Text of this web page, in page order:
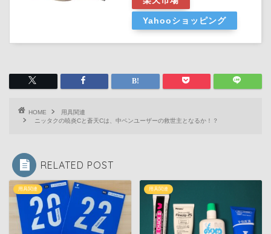
Yahooショッピング
HOME
用具関連
ニッタクの暁炎Cと蒼天Cは、中ペンユーザーの救世主となるか！？
RELATED POST
用具関連 用具関連